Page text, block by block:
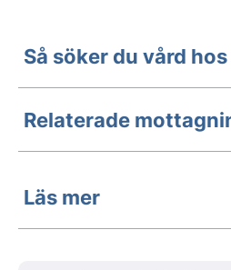
Så söker du vård
Relaterade
Läs mer